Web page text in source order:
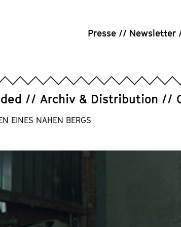
Presse Newsletter
Archiv & Distribution
EINES NAHEN BERGS